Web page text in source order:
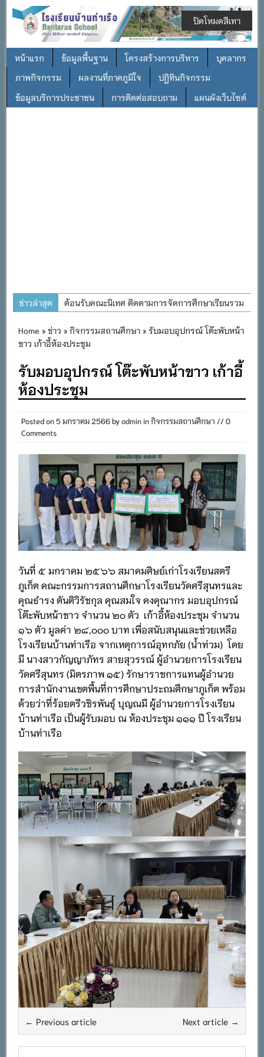
หน้าแรก ข้อมูลพื้นฐาน โครงสร้างการบริหาร
บุคลากร
ภาพกิจกรรม
ผลงานที่ภาคภูมิใจ
ปฎิทินกิจกรรม
ข้อมูลบริการประชาชน
การติดต่อสอบถาม แผนผังเว็บไซต์
ข่าวล่าสุด
ต้อนรับคณะนิเทศ ติดตามการจัดการศึกษาเรียนรวม
การอบรมการจัดทำแผนพัฒนาการจัดการศึกษาและ
แผนปฏิบัติการประจำปีของโรงเรียนในสังกัด
สำนักงานเขตพื้นที่การศึกษาประถมศึกษาภูเก็ต
พิธีถวายเครื่องราชสักการะ วางพานพุ่ม และจุด
พระชนมพรรษา พระบาทสมเด็จพระเจ้าอยู่หัว ๒๘
กิจกรรมถวายเทียนพรรษา สืบสานพระพุทธศาสนา
เนื่องในวันอาสาฬหบูชาและวันเข้าพรรษา
กิจกรรม SAFETY FOR KIDS เสริมสร้างวินัยและ
ความปลอดภัยในการใช้รถใช้ถนน
Home »ข่าว »กิจกรรมสถานศึกษา » รับมอบอุปกรณ์ โต๊ะพับหน้า
ขาว เก้าอี้ห้องประชุม
รับมอบอุปกรณ์ โต๊ะพับหน้าขาว เก้าอี้
ห้องประชุม
Posted on5 มกราคม 2566byadmininกิจกรรมสถานศึกษา // 0
Comments
วันที่ ๕ มกราคม ๒๕๖๖ สมาคมศิษย์เก่าโรงเรียนสตรี
ภูเก็ต คณะกรรมการสถานศึกษาโรงเรียนวัดศรีสุนทรและ
คุณธำรง ตันติวิรัชกุล คุณสมใจ คงคุณากร มอบอุปกรณ์
โต๊ะพับหน้าขาว จำนวน ๒๐ ตัว เก้าอี้ห้องประชุม จำนวน
๑๖ ตัว มูลค่า ๒๘,๐๐๐ บาท เพื่อสนับสนุนและช่วยเหลือ
โรงเรียนบ้านท่าเรือ จากเหตุการณ์อุทกภัย (น้ำท่วม) โดย
มี นางสาวกัญญาภัทร สายสุวรรณ์ ผู้อำนวยการโรงเรียน
วัดศรีสุนทร (มิตรภาพ ๑๕) รักษาราชการแทนผู้อำนวย
การสำนักงานเขตพื้นที่การศึกษาประถมศึกษาภูเก็ต พร้อม
ด้วยว่าที่ร้อยตรีวชิรพันธุ์ บุญณมี ผู้อำนวยการโรงเรียน
บ้านท่าเรือ เป็นผู้รับมอบ ณ ห้องประชุม ๑๑๑ ปี โรงเรียน
บ้านท่าเรือ
← Previous article Next article →
ปิดโหมดสีเทา